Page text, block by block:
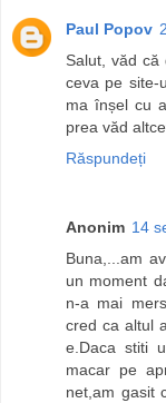
Paul Popov
Salut, văd că
ceva pe site-
ma înșel cu
prea văd
Răspundeți
Anonim 14
Buna,...am
un moment
n-a mai
cred ca altul
e.Daca stiti
macar pe
net,am gasit